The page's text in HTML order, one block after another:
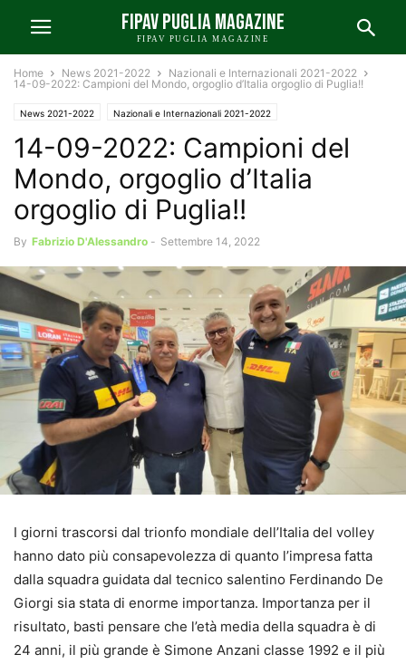
FIPAV PUGLIA MAGAZINE
FIPAV PUGLIA MAGAZINE
Home News 2021-2022
Nazionali e Internazionali 2021-2022
14-09-2022: Campioni del Mondo, orgoglio d’Italia orgoglio di Puglia!!
News 2021-2022 Nazionali e Internazionali 2021-2022
News FIPAV Puglia 2021-2022
14-09-2022: Campioni del
Mondo, orgoglio d’Italia
orgoglio di Puglia!!
By Fabrizio D'Alessandro - Settembre 14, 2022
I giorni trascorsi dal trionfo mondiale dell’Italia del volley
hanno dato più consapevolezza di quanto l’impresa fatta
dalla squadra guidata dal tecnico salentino Ferdinando De
Giorgi sia stata di enorme importanza. Importanza per il
risultato, basti pensare che l’età media della squadra è di
24 anni, il più grande è Simone Anzani classe 1992 e il più